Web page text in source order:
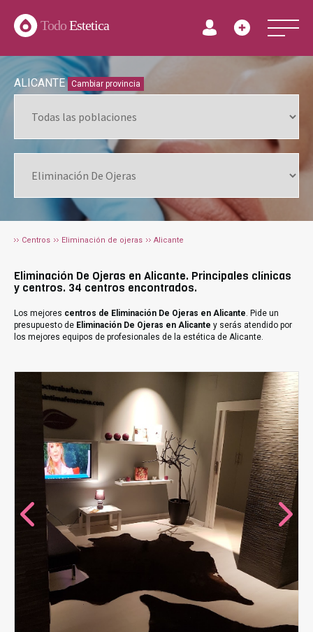
TodoEstetica
ALICANTE Cambiar provincia
Centros Eliminación de ojeras Alicante
Eliminación De Ojeras en Alicante. Principales clínicas
y centros. 34 centros encontrados.
Los mejores centros de Eliminación De Ojeras en Alicante. Pide un
presupuesto de Eliminación De Ojeras en Alicante y serás atendido por
los mejores equipos de profesionales de la estética de Alicante.